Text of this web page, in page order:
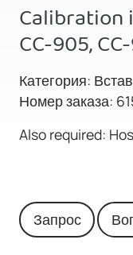
Calibration
CC-905,
Категория:
Номер заказа:
Also required:
Запрос